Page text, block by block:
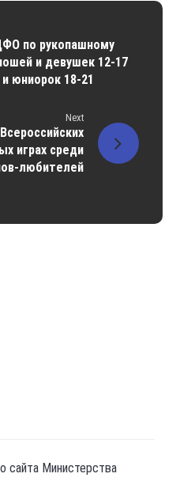
по рукопашному
и девушек 12-17
юниорок 18-21
Next
играх среди
любителей
сайта Министерства